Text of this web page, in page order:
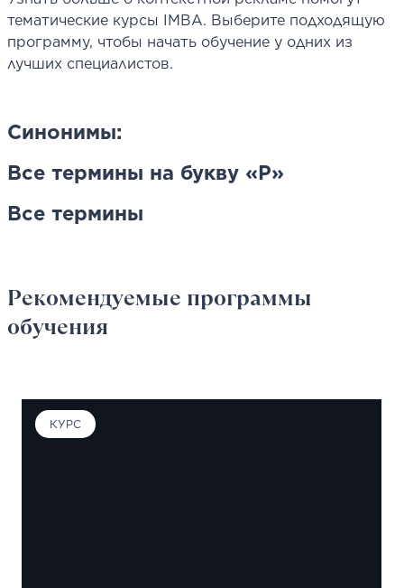
тематические курсы IMBA. Выберите подходящую
программу, чтобы начать обучение у одних из
лучших специалистов.
Синонимы:
Все термины на букву «Р»
Все термины
Рекомендуемые программы
обучения
КУРС